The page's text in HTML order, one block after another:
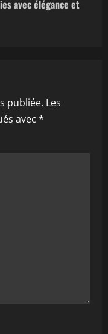
avec élégance et
publiée. Les
avec *